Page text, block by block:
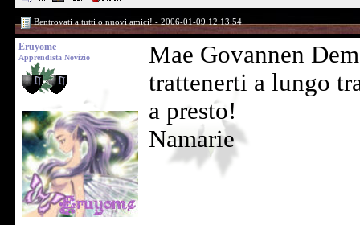
Bentrovati a tutti o nuovi amici! - 2006-01-09 12:13:54
Eruyome
Apprendista Novizio
Mae Govannen
trattenerti a lungo
a presto!
Namarie